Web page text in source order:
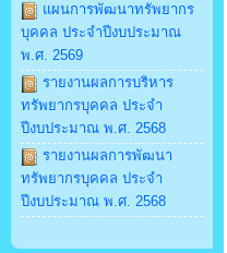
แผนการพัฒนาทรัพยากร
บุคคล ประจำปีงบประมาณ
พ.ศ. 2569
รายงานผลการบริหาร
ทรัพยากรบุคคล ประจำ
ปีงบประมาณ พ.ศ. 2568
รายงานผลการพัฒนา
ทรัพยากรบุคคล ประจำ
ปีงบประมาณ พ.ศ. 2568